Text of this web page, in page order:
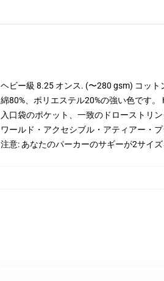
ヘビー級 8.25 オンス. (〜280 gsm) コット
綿80%、ポリエステル20%の強い色です
入口袋のポケット、一致のドローストリ
ワールド・アクセシブル・アティアー・
注意: あなたのパーカーのサギーが2サイ